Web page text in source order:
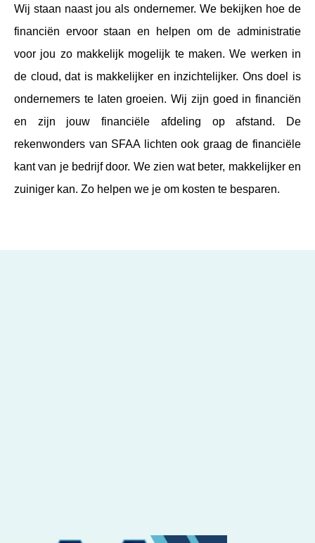
Wij staan naast jou als ondernemer. We bekijken hoe de
financiën ervoor staan en helpen om de administratie
voor jou zo makkelijk mogelijk te maken. We werken in
de cloud, dat is makkelijker en inzichtelijker. Ons doel is
ondernemers te laten groeien. Wij zijn goed in financiën
en zijn jouw financiële afdeling op afstand. De
rekenwonders van SFAA lichten ook graag de financiële
kant van je bedrijf door. We zien wat beter, makkelijker en
zuiniger kan. Zo helpen we je om kosten te besparen.